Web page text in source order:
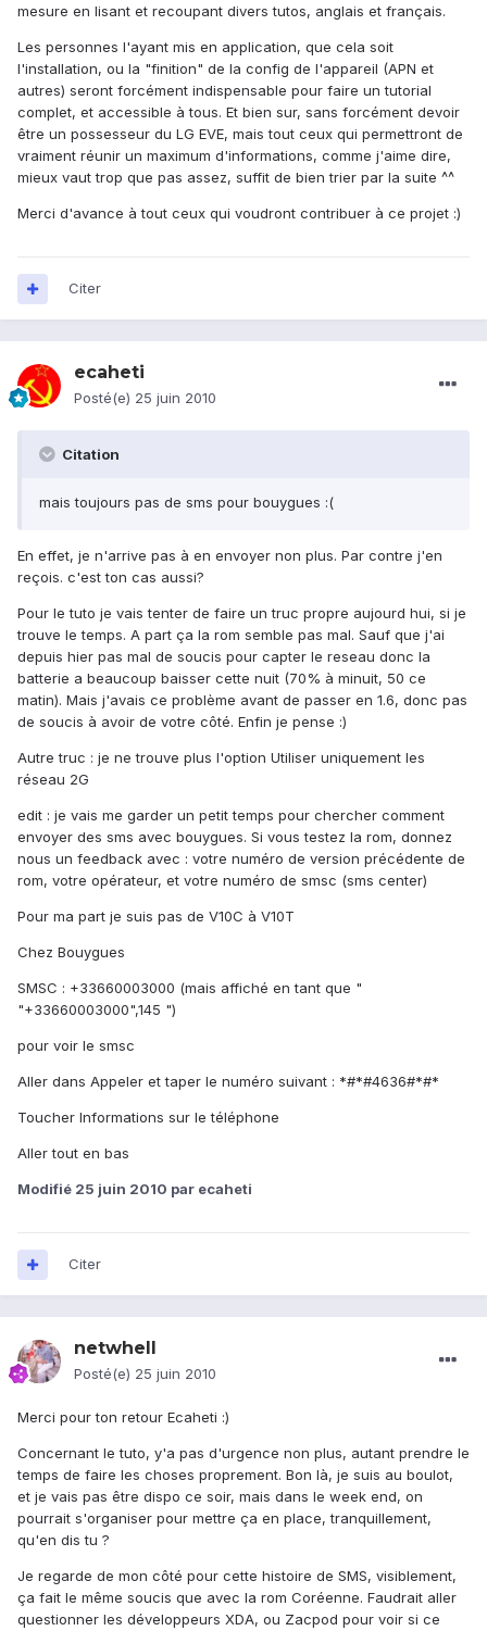
mesure en lisant et recoupant divers tutos, anglais et français.
Les personnes l'ayant mis en application, que cela soit
l'installation, ou la "finition" de la config de l'appareil (APN et
autres) seront forcément indispensable pour faire un tutorial
complet, et accessible à tous. Et bien sur, sans forcément devoir
être un possesseur du LG EVE, mais tout ceux qui permettront de
vraiment réunir un maximum d'informations, comme j'aime dire,
mieux vaut trop que pas assez, suffit de bien trier par la suite ^^
Merci d'avance à tout ceux qui voudront contribuer à ce projet :)
Citer
ecaheti
Posté(e) 25 juin 2010
Citation
mais toujours pas de sms pour bouygues :(
En effet, je n'arrive pas à en envoyer non plus. Par contre j'en
reçois. c'est ton cas aussi?
Pour le tuto je vais tenter de faire un truc propre aujourd hui, si je
trouve le temps. A part ça la rom semble pas mal. Sauf que j'ai
depuis hier pas mal de soucis pour capter le reseau donc la
batterie a beaucoup baisser cette nuit (70% à minuit, 50 ce
matin). Mais j'avais ce problème avant de passer en 1.6, donc pas
de soucis à avoir de votre côté. Enfin je pense :)
Autre truc : je ne trouve plus l'option Utiliser uniquement les
réseau 2G
edit : je vais me garder un petit temps pour chercher comment
envoyer des sms avec bouygues. Si vous testez la rom, donnez
nous un feedback avec : votre numéro de version précédente de
rom, votre opérateur, et votre numéro de smsc (sms center)
Pour ma part je suis pas de V10C à V10T
Chez Bouygues
SMSC : +33660003000 (mais affiché en tant que "
"+33660003000",145 ")
pour voir le smsc
Aller dans Appeler et taper le numéro suivant : *#*#4636#*#*
Toucher Informations sur le téléphone
Aller tout en bas
Modifié 25 juin 2010 par ecaheti
Citer
netwhell
Posté(e) 25 juin 2010
Merci pour ton retour Ecaheti :)
Concernant le tuto, y'a pas d'urgence non plus, autant prendre le
temps de faire les choses proprement. Bon là, je suis au boulot,
et je vais pas être dispo ce soir, mais dans le week end, on
pourrait s'organiser pour mettre ça en place, tranquillement,
qu'en dis tu ?
Je regarde de mon côté pour cette histoire de SMS, visiblement,
ça fait le même soucis que avec la rom Coréenne. Faudrait aller
questionner les développeurs XDA, ou Zacpod pour voir si ce